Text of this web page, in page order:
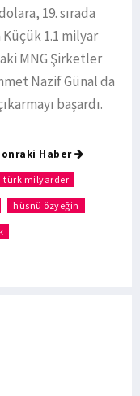
19. sırada
1.1 milyar
MNG Şirketler
Nazif Günal da
başardı.
Haber
türk milyarder
hüsnü özyeğin